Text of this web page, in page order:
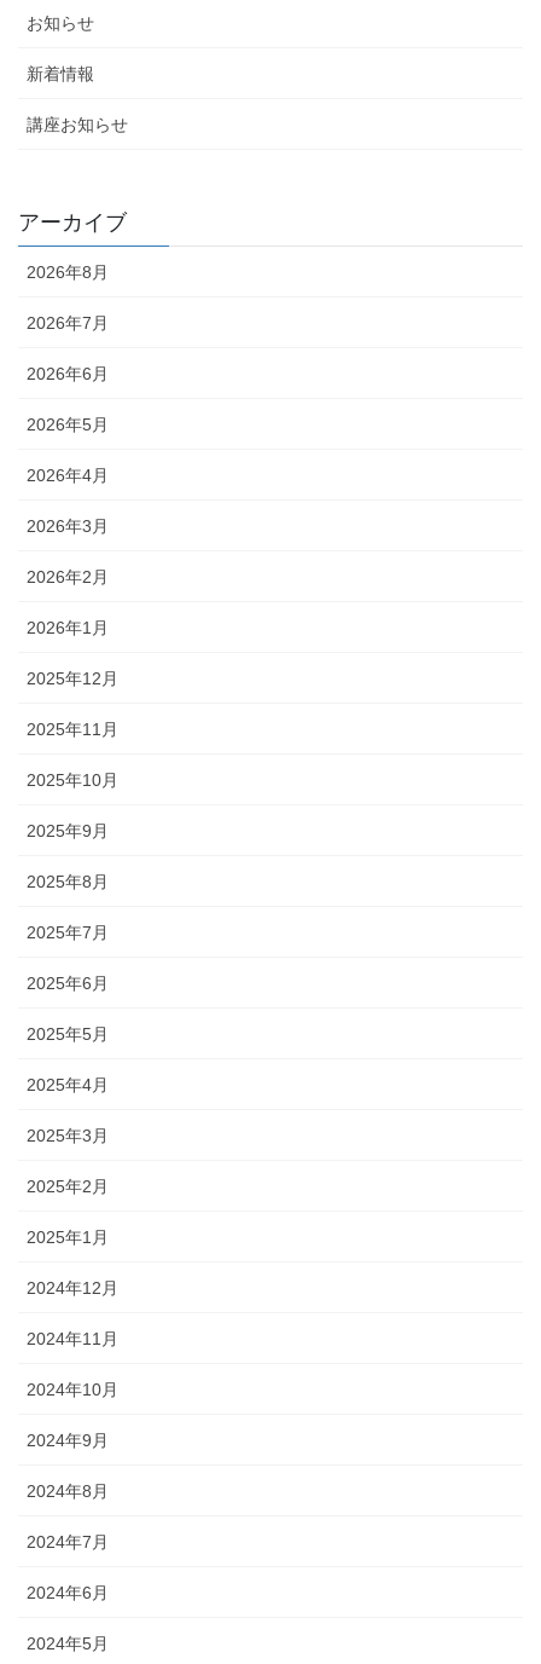
お知らせ
新着情報
講座お知らせ
アーカイブ
2026年8月
2026年7月
2026年6月
2026年5月
2026年4月
2026年3月
2026年2月
2026年1月
2025年12月
2025年11月
2025年10月
2025年9月
2025年8月
2025年7月
2025年6月
2025年5月
2025年4月
2025年3月
2025年2月
2025年1月
2024年12月
2024年11月
2024年10月
2024年9月
2024年8月
2024年7月
2024年6月
2024年5月